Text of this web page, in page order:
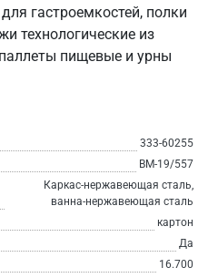
гастроемкостей, полки
технологические из
пищевые и урны
333-60255
ВМ-19/557
Каркас-нержавеющая сталь,
ванна-нержавеющая сталь
картон
Да
16.700